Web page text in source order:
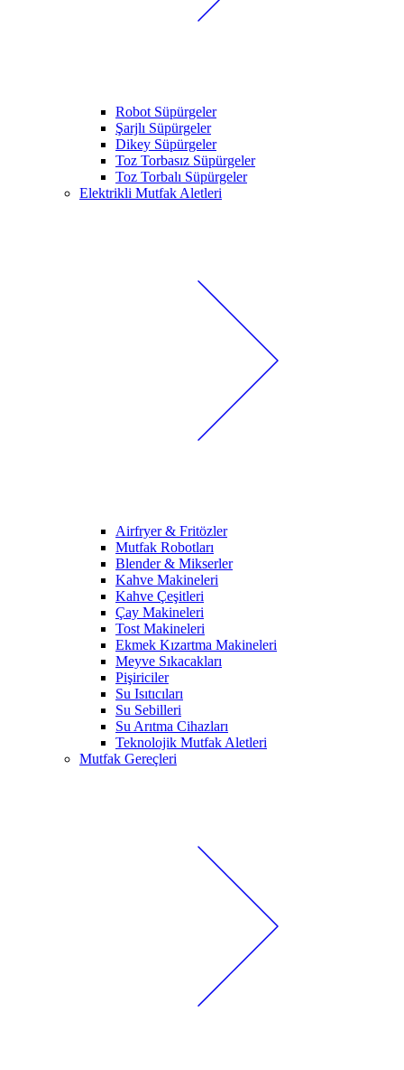
Robot Süpürgeler
Şarjlı Süpürgeler
Dikey Süpürgeler
Toz Torbasız Süpürgeler
Toz Torbalı Süpürgeler
Elektrikli Mutfak Aletleri
Airfryer & Fritözler
Mutfak Robotları
Blender & Mikserler
Kahve Makineleri
Kahve Çeşitleri
Çay Makineleri
Tost Makineleri
Ekmek Kızartma Makineleri
Meyve Sıkacakları
Pişiriciler
Su Isıtıcıları
Su Sebilleri
Su Arıtma Cihazları
Teknolojik Mutfak Aletleri
Mutfak Gereçleri